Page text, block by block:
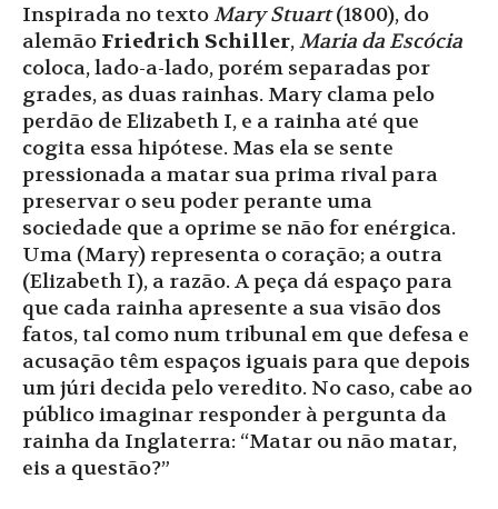
Inspirada no textoMary Stuart(1800), do
alemão Friedrich Schiller,Maria da Escócia
coloca, lado-a-lado, porém separadas por
grades, as duas rainhas. Mary clama pelo
perdão de Elizabeth I, e a rainha até que
cogita essa hipótese. Mas ela se sente
pressionada a matar sua prima rival para
preservar o seu poder perante uma
sociedade que a oprime se não for enérgica.
Uma (Mary) representa o coração; a outra
(Elizabeth I), a razão. A peça dá espaço para
que cada rainha apresente a sua visão dos
fatos, tal como num tribunal em que defesa e
acusação têm espaços iguais para que depois
um júri decida pelo veredito. No caso, cabe ao
público imaginar responder à pergunta da
rainha da Inglaterra: “Matar ou não matar,
eis a questão?”